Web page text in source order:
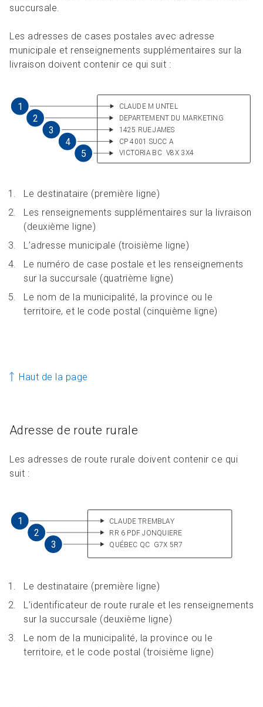
succursale.
Les adresses de cases postales avec adresse
municipale et renseignements supplémentaires sur la
livraison doivent contenir ce qui suit :
Le destinataire (première ligne)
Les renseignements supplémentaires sur la livraison
(deuxième ligne)
L’adresse municipale (troisième ligne)
Le numéro de case postale et les renseignements
sur la succursale (quatrième ligne)
Le nom de la municipalité, la province ou le
territoire, et le code postal (cinquième ligne)
Haut de la page
Adresse de route rurale
Les adresses de route rurale doivent contenir ce qui
suit :
Le destinataire (première ligne)
L’identificateur de route rurale et les renseignements
sur la succursale (deuxième ligne)
Le nom de la municipalité, la province ou le
territoire, et le code postal (troisième ligne)